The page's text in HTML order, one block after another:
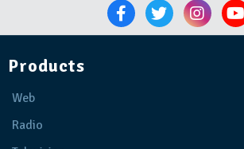
Products
Web
Radio